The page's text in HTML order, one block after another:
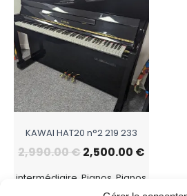
KAWAI HAT20 n°2 219 233
2,990.00€2,500.00 €
intermédiaire, Pianos, Pianos